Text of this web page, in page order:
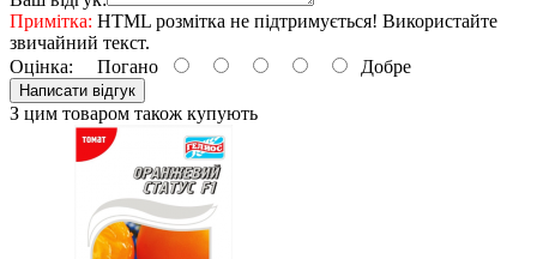
Примітка: HTML розмітка не підтримується! Використайте
звичайний текст.
Оцінка: Погано Добре
Написати відгук
З цим товаром також купують